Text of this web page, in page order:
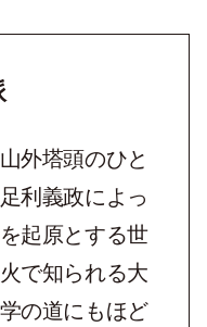
外塔頭のひと
利義政によっ
起原とする世
で知られる大
の道にもほど